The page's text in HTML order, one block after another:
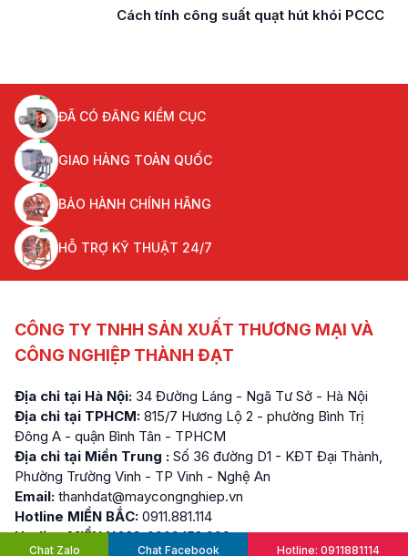
Cách tính công suất quạt hút khói PCCC
ĐÃ CÓ ĐĂNG KIỂM CỤC
GIAO HÀNG TOÀN QUỐC
BẢO HÀNH CHÍNH HÃNG
HỖ TRỢ KỸ THUẬT 24/7
CÔNG TY TNHH SẢN XUẤT THƯƠNG MẠI VÀ
CÔNG NGHIỆP THÀNH ĐẠT
Địa chỉ tại Hà Nội: 34 Đường Láng - Ngã Tư Sở - Hà Nội
Địa chỉ tại TPHCM: 815/7 Hương Lộ 2 - phường Bình Trị
Đông A - quận Bình Tân - TPHCM
Địa chỉ tại Miền Trung : Số 36 đường D1 - KĐT Đại Thành,
Phường Trường Vinh - TP Vinh - Nghệ An
Email: thanhdat@maycongnghiep.vn
Hotline MIỀN BẮC: 0911.881.114
Hotline MIỀN NAM: 0909.152.999
Chat Zalo Chat Facebook Hotline: 0911881114